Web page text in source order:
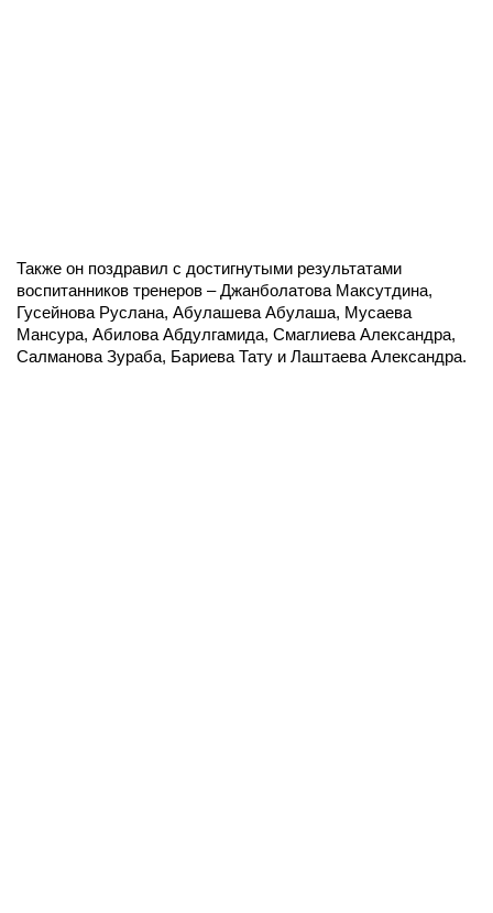
Также он поздравил с достигнутыми результатами
воспитанников тренеров – Джанболатова Максутдина,
Гусейнова Руслана, Абулашева Абулаша, Мусаева
Мансура, Абилова Абдулгамида, Смаглиева Александра,
Салманова Зураба, Бариева Тату и Лаштаева Александра.